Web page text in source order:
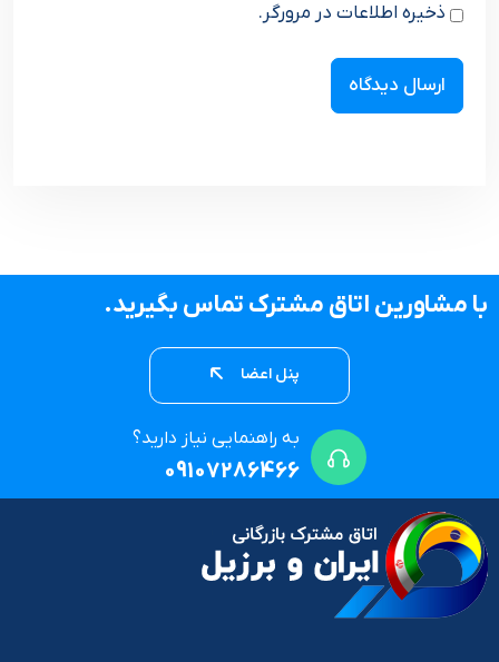
ذخیره اطلاعات در مرورگر.
با مشاورین اتاق مشترک تماس بگیرید.
پنل اعضا
به راهنمایی نیاز دارید؟
09107286466